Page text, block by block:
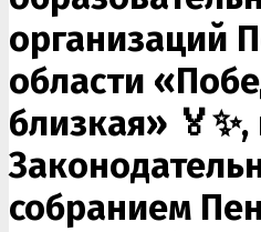
организаций
области
близкая»
собранием